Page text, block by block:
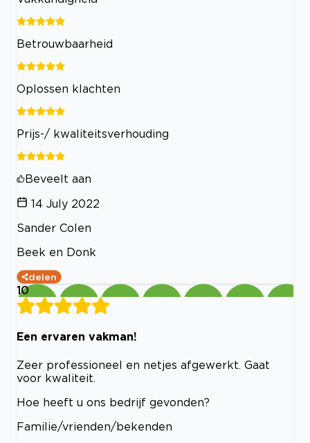
Betrouwbaarheid
Oplossen klachten
Prijs-/ kwaliteitsverhouding
Beveelt aan
14 July 2022
Sander Colen
Beek en Donk
delen
10
Een ervaren vakman!
Zeer professioneel en netjes afgewerkt. Gaat
voor kwaliteit.
Hoe heeft u ons bedrijf gevonden?
Familie/vrienden/bekenden